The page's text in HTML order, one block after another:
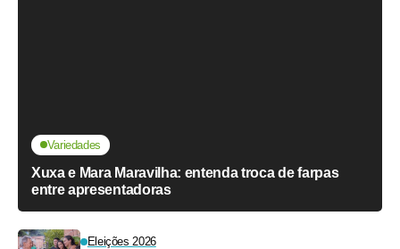
Variedades
Xuxa e Mara Maravilha: entenda troca de farpas
entre apresentadoras
Eleições 2026